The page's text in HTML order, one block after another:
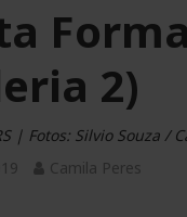
2)
| Fotos: Silvio Souza /
Camila Peres